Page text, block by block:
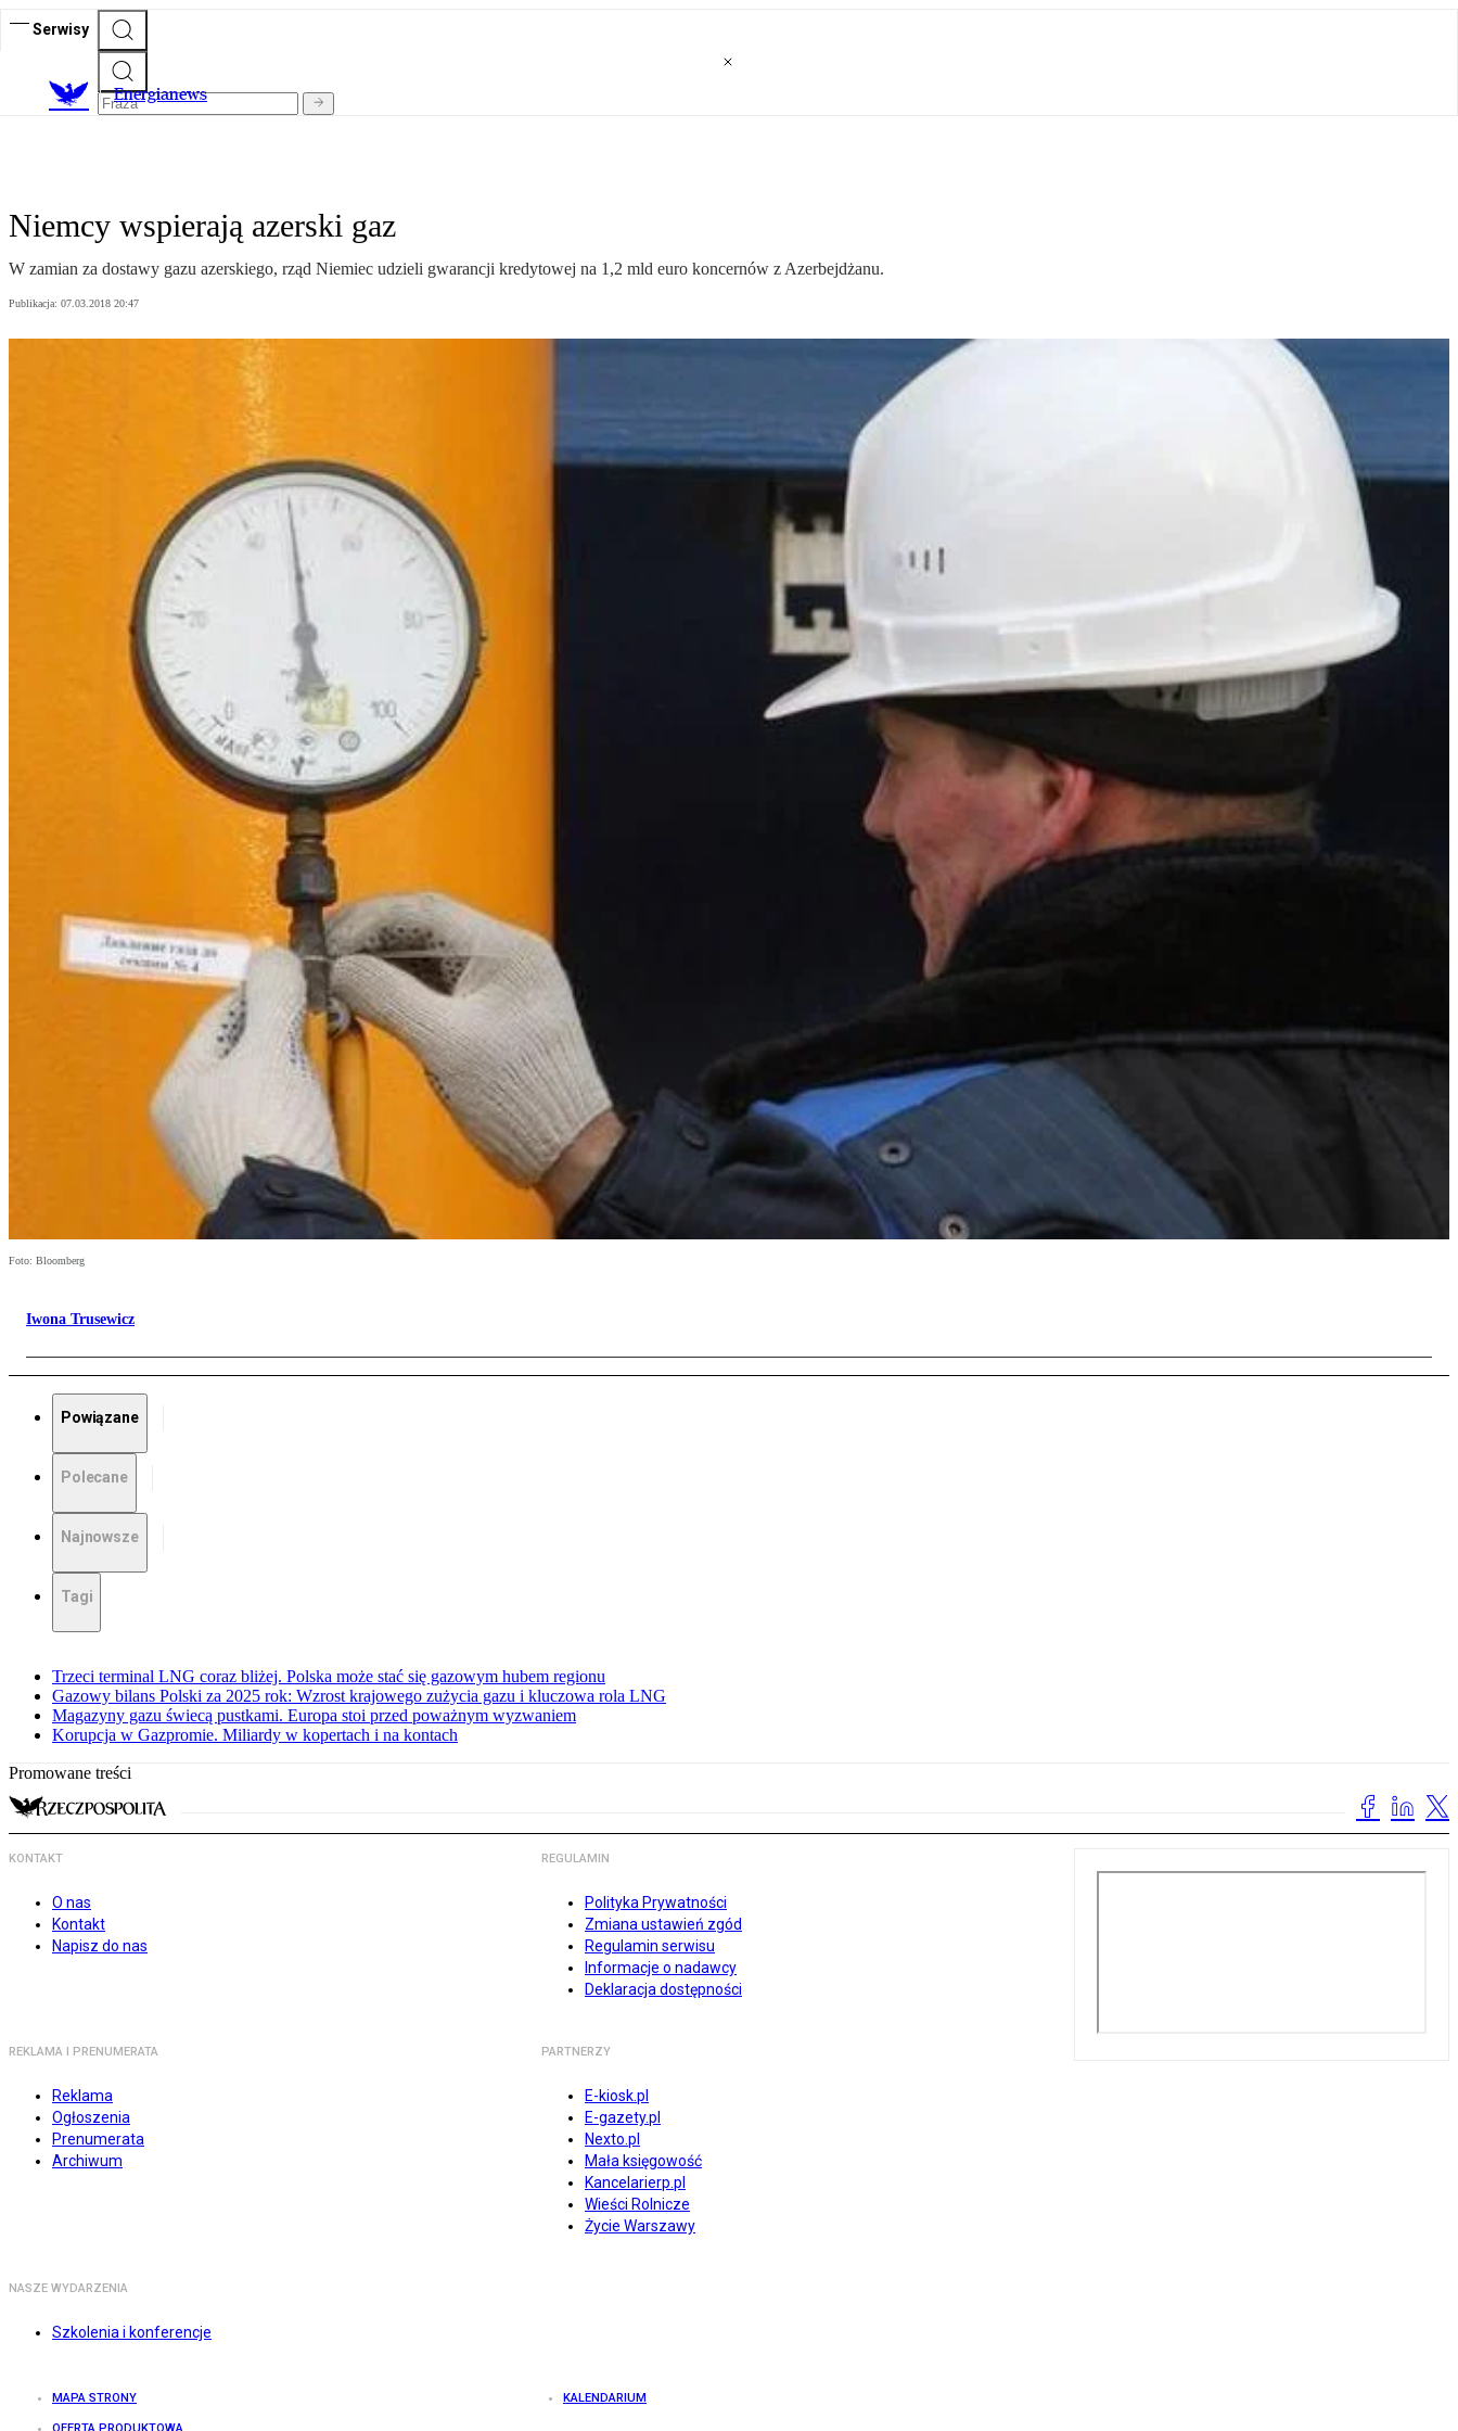
Serwisy
Energianews
Niemcy wspierają azerski gaz
W zamian za dostawy gazu azerskiego, rząd Niemiec udzieli gwarancji kredytowej na 1,2 mld euro koncernów z Azerbejdżanu.
Publikacja: 07.03.2018 20:47
Foto: Bloomberg
Iwona Trusewicz
Powiązane
Polecane
Najnowsze
Tagi
Trzeci terminal LNG coraz bliżej. Polska może stać się gazowym hubem regionu
Gazowy bilans Polski za 2025 rok: Wzrost krajowego zużycia gazu i kluczowa rola LNG
Magazyny gazu świecą pustkami. Europa stoi przed poważnym wyzwaniem
Korupcja w Gazpromie. Miliardy w kopertach i na kontach
Promowane treści
KONTAKT
O nas
Kontakt
Napisz do nas
REGULAMIN
Polityka Prywatności
Zmiana ustawień zgód
Regulamin serwisu
Informacje o nadawcy
Deklaracja dostępności
REKLAMA I PRENUMERATA
Reklama
Ogłoszenia
Prenumerata
Archiwum
PARTNERZY
E-kiosk.pl
E-gazety.pl
Nexto.pl
Mała księgowość
Kancelarierp.pl
Wieści Rolnicze
Życie Warszawy
NASZE WYDARZENIA
Szkolenia i konferencje
MAPA STRONY KALENDARIUM